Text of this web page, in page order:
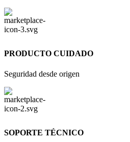
PRODUCTO CUIDADO
Seguridad desde origen
SOPORTE TÉCNICO